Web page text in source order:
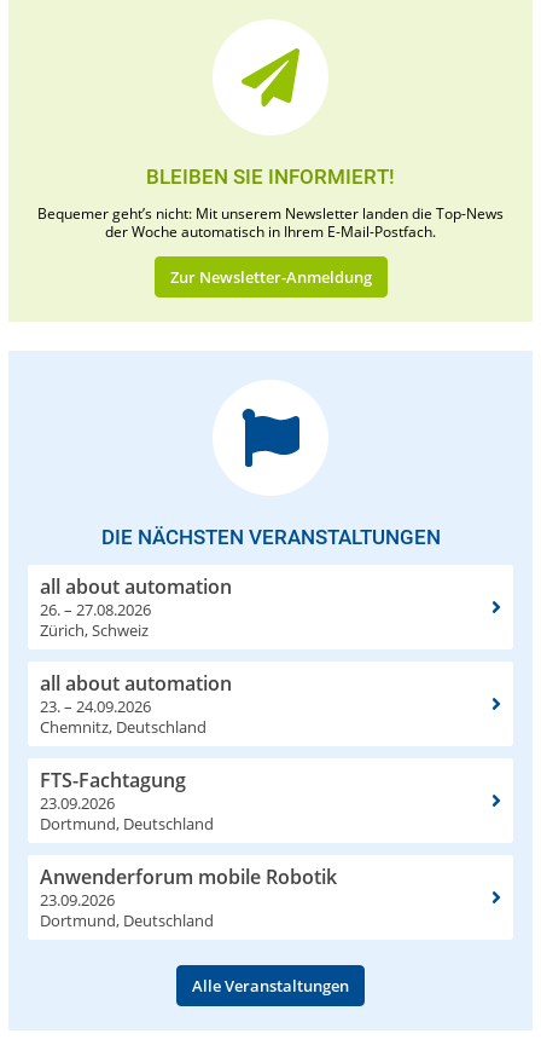
BLEIBEN SIE INFORMIERT!
Bequemer geht’s nicht: Mit unserem Newsletter landen die Top-News
der Woche automatisch in Ihrem E-Mail-Postfach.
Zur Newsletter-Anmeldung
DIE NÄCHSTEN VERANSTALTUNGEN
all about automation
26. – 27.08.2026
Zürich, Schweiz
all about automation
23. – 24.09.2026
Chemnitz, Deutschland
FTS-Fachtagung
23.09.2026
Dortmund, Deutschland
Anwenderforum mobile Robotik
23.09.2026
Dortmund, Deutschland
Alle Veranstaltungen